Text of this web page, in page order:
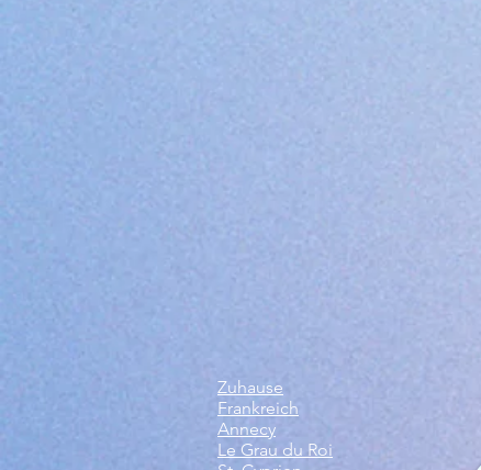
Zuhause
Frankreich
Annecy
Le Grau du Roi